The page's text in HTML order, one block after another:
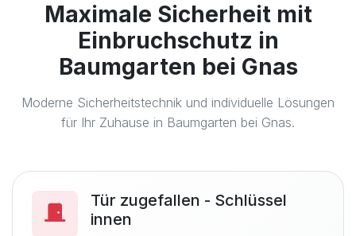
Maximale Sicherheit mit
Einbruchschutz in
Baumgarten bei Gnas
Moderne Sicherheitstechnik und individuelle Lösungen
für Ihr Zuhause in Baumgarten bei Gnas.
Tür zugefallen - Schlüssel
innen